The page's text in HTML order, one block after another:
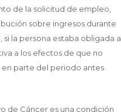
de la solicitud de empleo,
sobre ingresos durante
si la persona estaba obligada a
a los efectos de que no
parte del periodo antes
de Cáncer es una condición